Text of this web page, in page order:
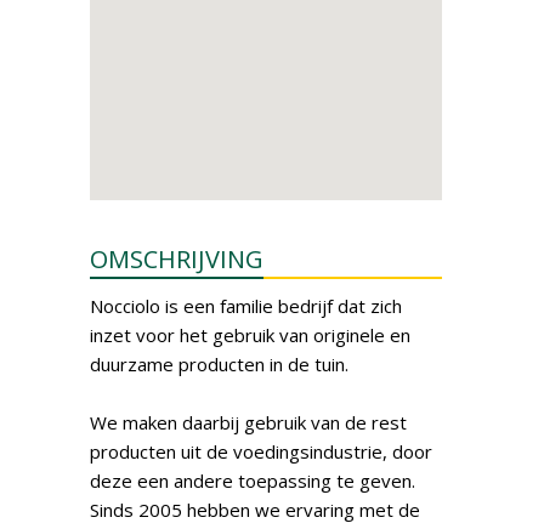
OMSCHRIJVING
Nocciolo is een familie bedrijf dat zich
inzet voor het gebruik van originele en
duurzame producten in de tuin.
We maken daarbij gebruik van de rest
producten uit de voedingsindustrie, door
deze een andere toepassing te geven.
Sinds 2005 hebben we ervaring met de